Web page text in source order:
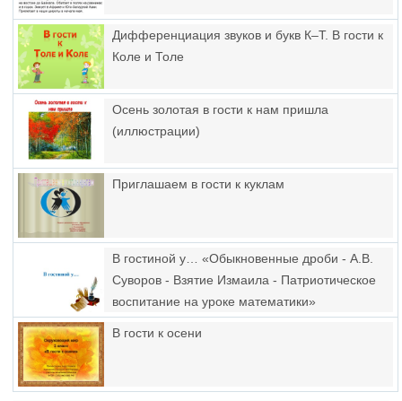
Дифференциация звуков и букв К–Т. В гости к
Коле и Толе
Осень золотая в гости к нам пришла
(иллюстрации)
Приглашаем в гости к куклам
В гостиной у… «Обыкновенные дроби - А.В.
Суворов - Взятие Измаила - Патриотическое
воспитание на уроке математики»
В гости к осени